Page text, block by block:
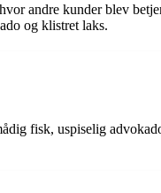
andre kunder blev
og klistret laks.
fisk, uspiselig